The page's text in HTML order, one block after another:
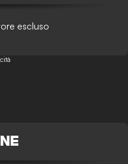
escluso